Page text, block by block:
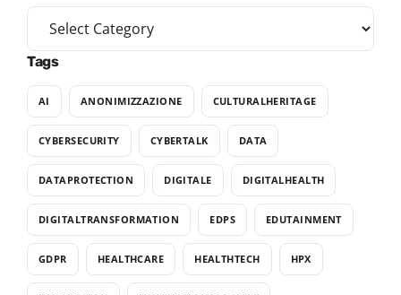
Tags
AI ANONIMIZZAZIONE CULTURALHERITAGE
CYBERSECURITY CYBERTALK DATA
DATAPROTECTION DIGITALE DIGITALHEALTH
DIGITALTRANSFORMATION EDPS EDUTAINMENT
GDPR HEALTHCARE HEALTHTECH HPX